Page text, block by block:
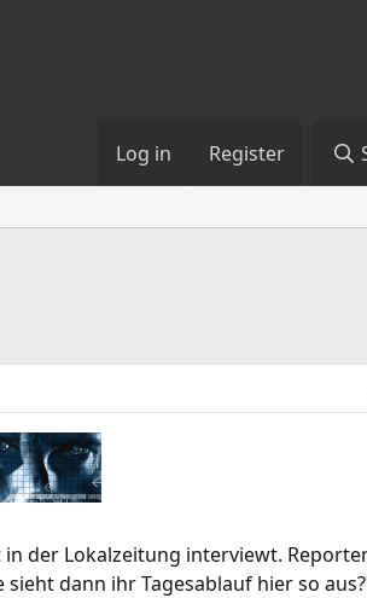
Log in Register
der Lokalzeitung interviewt.
dann ihr Tagesablauf hier so